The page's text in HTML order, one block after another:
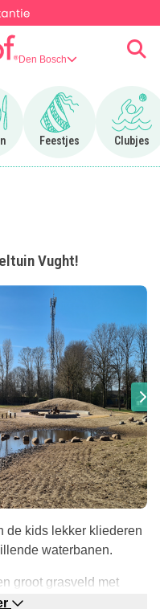
Den Bosch
naar Uit eten
Feestjes
Ga naar Feestjes
Clubjes
Ga
Vught!
de kids lekker kliederen
waterbanen.
groot grasveld met
om lekker klimmen